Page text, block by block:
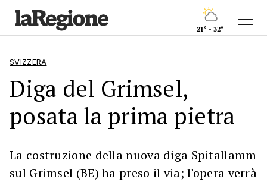
21° - 32°
SVIZZERA
Diga del Grimsel,
posata la prima pietra
La costruzione della nuova diga Spitallamm
sul Grimsel (BE) ha preso il via; l'opera verrà